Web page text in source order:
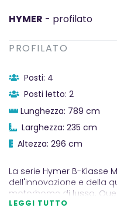
HYMER - profilato
PROFILATO
Posti: 4
Posti letto: 2
Lunghezza: 789 cm
Larghezza: 235 cm
Altezza: 296 cm
La serie Hymer B-Klasse
dell'innovazione e della
motorhome di lusso.
l'eccezionale know-how
LEGGI TUTTO